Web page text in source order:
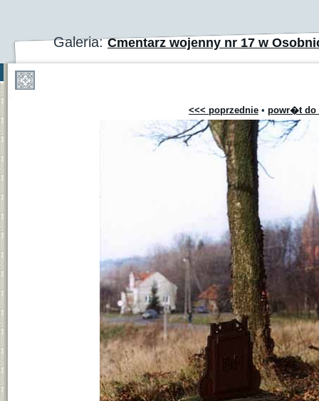
Galeria:Cmentarz wojenny nr 17 w
<<< poprzednie • powr�t do